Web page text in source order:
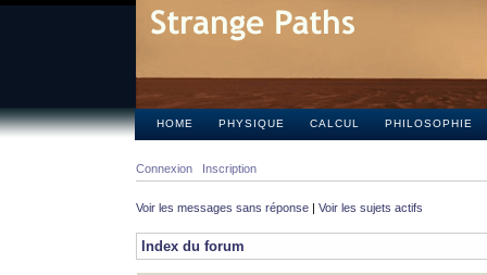
HOME PHYSIQUE CALCUL PHILOSOPHIE
Connexion Inscription
Voir les messages sans réponse | Voir les sujets actifs
Index du forum